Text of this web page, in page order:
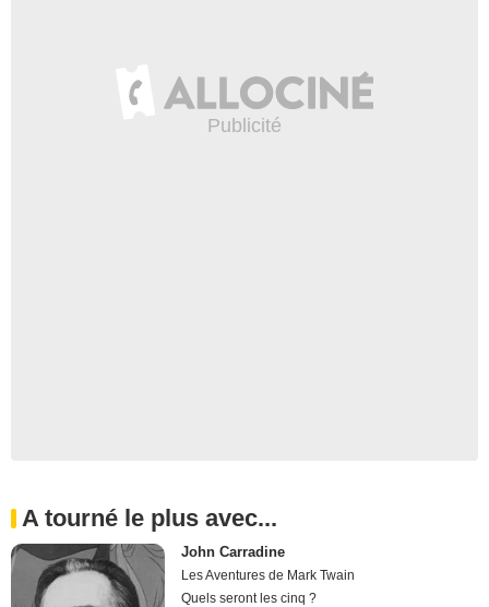
A tourné le plus avec...
John Carradine
Les Aventures de Mark Twain
Quels seront les cinq ?